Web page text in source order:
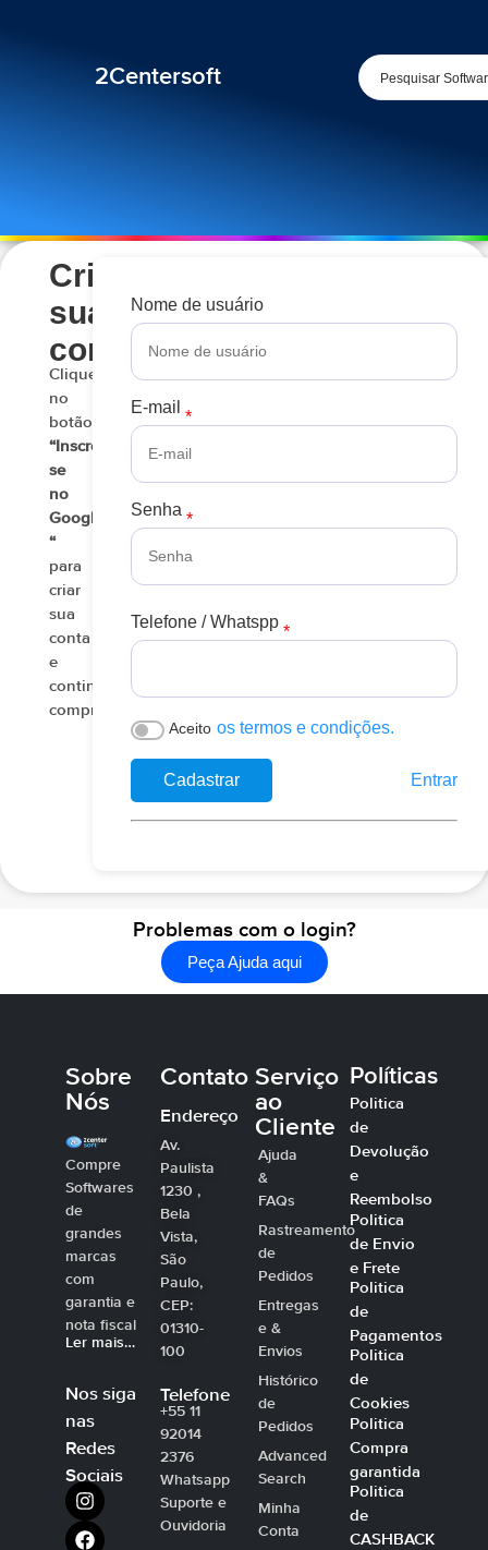
2Centersoft
Crie
sua
conta
Clique
no
botão
“Inscrever-
se
no
Google
“
para
criar
sua
conta
e
continuar
comprando
Nome de usuário
E-mail
Senha
Telefone / Whatspp
Aceito os termos e condições.
Cadastrar Entrar
Problemas com o login?
Peça Ajuda aqui
Sobre
Nós
Compre
Softwares
de
grandes
marcas
com
garantia e
nota fiscal
Ler mais…
Nos siga
nas
Redes
Sociais
Contato
Endereço
Av.
Paulista
1230 ,
Bela
Vista,
São
Paulo,
CEP:
01310-
100
Telefone
+55 11
92014
2376
Whatsapp
Suporte e
Ouvidoria
Serviço
ao
Cliente
Ajuda
&
FAQs
Rastreamento
de
Pedidos
Entregas
e &
Envios
Histórico
de
Pedidos
Advanced
Search
Minha
Conta
Políticas
Politica
de
Devolução
e
Reembolso
Politica
de Envio
e Frete
Politica
de
Pagamentos
Politica
de
Cookies
Politica
Compra
garantida
Politica
de
CASHBACK